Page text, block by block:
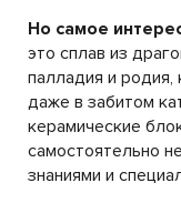
Но самое
это сплав из
палладия и родия,
даже в забитом
керамические
самостоятельно
знаниями и